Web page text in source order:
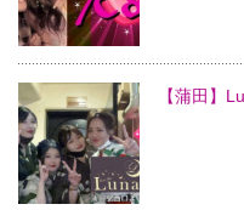
【蒲田】